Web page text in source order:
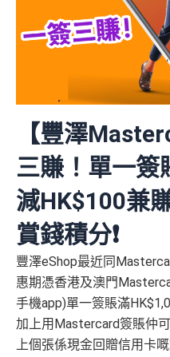
【豐澤
三賺！單一簽
減HK$100兼
賞錢積分❗️
豐澤eShop最近同
惠期憑香港及澳門
手機app)單一簽賬滿
加上用Mastercard簽賬仲
上個張係現金回贈信用卡